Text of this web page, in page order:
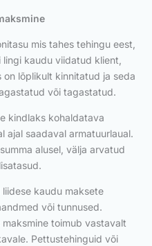
mis tahes tehingu eest,
kaudu viidatud klient,
lõplikult kinnitatud ja seda
või tagastatud.
kindlaks kohaldatava
ajal saadaval armatuurlaual.
alusel, välja arvatud
kaudu maksete
või tunnused.
toimub vastavalt
Pettustehinguid või